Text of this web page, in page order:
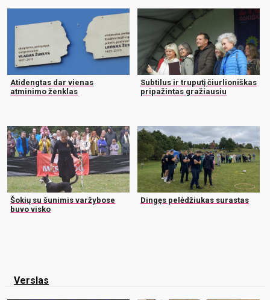
Atidengtas dar vienas
atminimo ženklas
Subtilus ir truputį čiurlioniškas
pripažintas gražiausiu
Šokių su šunimis varžybose
buvo visko
Dingęs pelėdžiukas surastas
Verslas